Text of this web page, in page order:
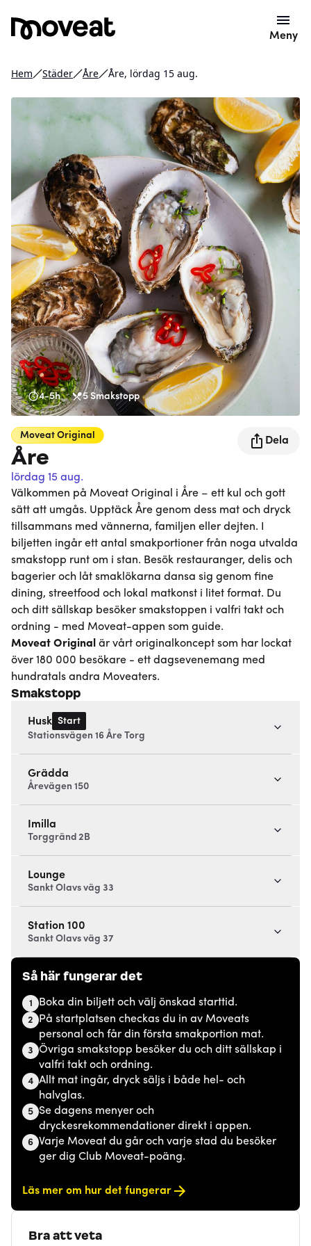
Meny
Hem Städer Åre Åre, lördag 15 aug.
4-5h 5 Smakstopp
Moveat Original
Åre
lördag 15 aug.
Dela
Välkommen på Moveat Original i Åre – ett kul och gott
sätt att umgås. Upptäck Åre genom dess mat och dryck
tillsammans med vännerna, familjen eller dejten. I
biljetten ingår ett antal smakportioner från noga utvalda
smakstopp runt om i stan. Besök restauranger, delis och
bagerier och låt smaklökarna dansa sig genom fine
dining, streetfood och lokal matkonst i litet format. Du
och ditt sällskap besöker smakstoppen i valfri takt och
ordning - med Moveat-appen som guide.
Moveat Original är vårt originalkoncept som har lockat
över 180 000 besökare - ett dagsevenemang med
hundratals andra Moveaters.
Smakstopp
Husk Start
Stationsvägen 16 Åre Torg
Grädda
Årevägen 150
Imilla
Torggränd 2B
Lounge
Sankt Olavs väg 33
Station 100
Sankt Olavs väg 37
Så här fungerar det
1 Boka din biljett och välj önskad starttid.
2
På startplatsen checkas du in av Moveats
personal och får din första smakportion mat.
3 Övriga smakstopp besöker du och ditt sällskap i
valfri takt och ordning.
4 Allt mat ingår, dryck säljs i både hel- och
halvglas.
5 Se dagens menyer och
dryckesrekommendationer direkt i appen.
6 Varje Moveat du går och varje stad du besöker
ger dig Club Moveat-poäng.
Läs mer om hur det fungerar
Bra att veta